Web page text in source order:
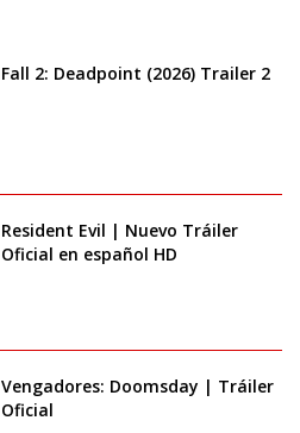
Fall 2: Deadpoint (2026) Trailer 2
Resident Evil | Nuevo Tráiler
Oficial en español HD
Vengadores: Doomsday | Tráiler
Oficial